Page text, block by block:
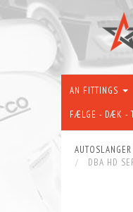
AN FITTINGS
FÆLGE - DÆK -
DBA HD